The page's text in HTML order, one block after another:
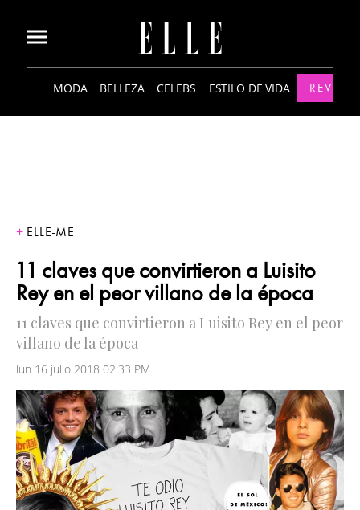
MODA BELLEZA CELEBS ESTILO DE VIDA
ELLE-ME
11 claves que convirtieron a Luisito
Rey en el peor villano de la época
11 claves que convirtieron a Luisito Rey en el peor
villano de la época
lun 16 julio 2018 02:33 PM